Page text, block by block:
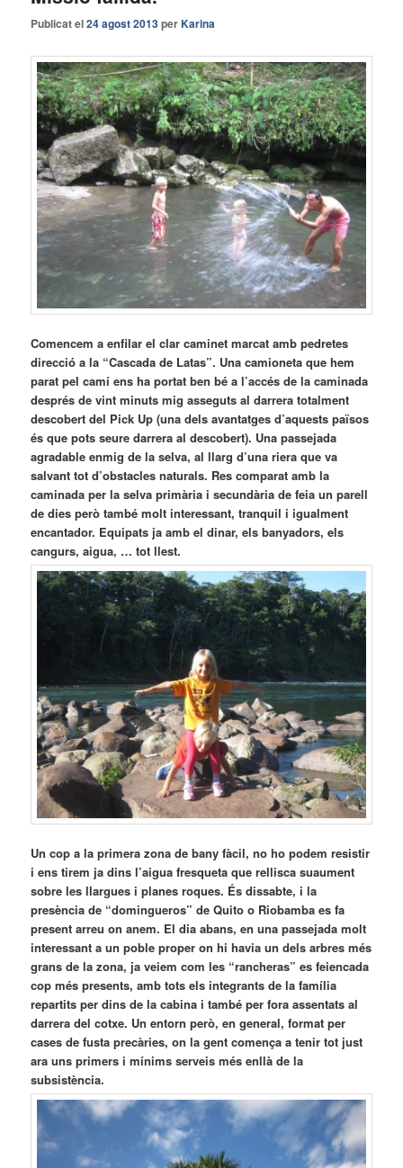
Publicat el24 agost 2013perKarina
Comencem a enfilar el clar caminet marcat amb pedretes
direcció a la “Cascada de Latas”. Una camioneta que hem
parat pel camí ens ha portat ben bé a l’accés de la caminada
després de vint minuts mig asseguts al darrera totalment
descobert del Pick Up (una dels avantatges d’aquests països
és que pots seure darrera al descobert). Una passejada
agradable enmig de la selva, al llarg d’una riera que va
salvant tot d’obstacles naturals. Res comparat amb la
caminada per la selva primària i secundària de feia un parell
de dies però també molt interessant, tranquil i igualment
encantador. Equipats ja amb el dinar, els banyadors, els
cangurs, aigua, … tot llest.
Un cop a la primera zona de bany fàcil, no ho podem resistir
i ens tirem ja dins l’aigua fresqueta que rellisca suaument
sobre les llargues i planes roques. És dissabte, i la
presència de “domingueros” de Quito o Riobamba es fa
present arreu on anem. El dia abans, en una passejada molt
interessant a un poble proper on hi havia un dels arbres més
grans de la zona, ja veiem com les “rancheras” es feiencada
cop més presents, amb tots els integrants de la família
repartits per dins de la cabina i també per fora assentats al
darrera del cotxe. Un entorn però, en general, format per
cases de fusta precàries, on la gent comença a tenir tot just
ara uns primers i mínims serveis més enllà de la
subsistència.